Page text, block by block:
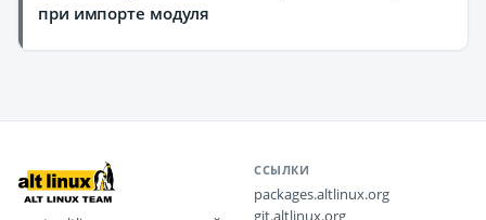
при импорте модуля
ССЫЛКИ
packages.altlinux.org
git.altlinux.org